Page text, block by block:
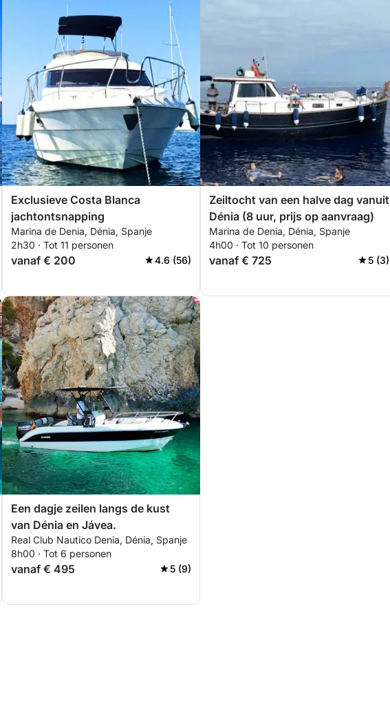
Exclusieve Costa Blanca
jachtontsnapping
Marina de Denia, Dénia, Spanje
2h30 · Tot 11 personen
vanaf € 200 4.6 (56)
Zeiltocht van een halve dag vanuit
Dénia (8 uur, prijs op aanvraag)
Marina de Denia, Dénia, Spanje
4h00 · Tot 10 personen
vanaf € 725 5 (3)
Een dagje zeilen langs de kust
van Dénia en Jávea.
Real Club Nautico Denia, Dénia, Spanje
8h00 · Tot 6 personen
vanaf € 495 5 (9)